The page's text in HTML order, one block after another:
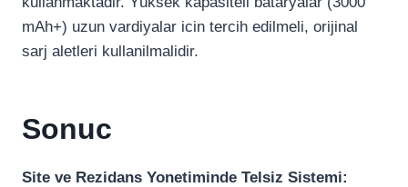
mAh+) uzun vardiyalar icin tercih edilmeli, orijinal
sarj aletleri kullanilmalidir.
Sonuc
Site ve Rezidans Yonetiminde Telsiz Sistemi: